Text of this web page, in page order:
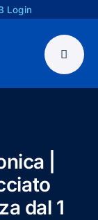
Login
|
dal 1